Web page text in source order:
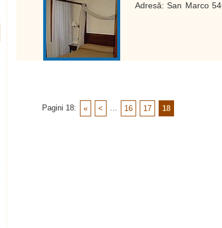
Adresă: San Marco
Pagini 18: « < ... 16 17 18